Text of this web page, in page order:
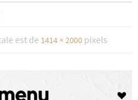
est de 1414 × 2000 pixels